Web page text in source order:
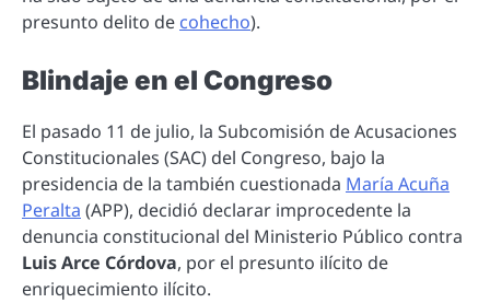
presunto delito de cohecho).
Blindaje en el Congreso
El pasado 11 de julio, la Subcomisión de Acusaciones
Constitucionales (SAC) del Congreso, bajo la
presidencia de la también cuestionada María Acuña
Peralta (APP), decidió declarar improcedente la
denuncia constitucional del Ministerio Público contra
Luis Arce Córdova, por el presunto ilícito de
enriquecimiento ilícito.